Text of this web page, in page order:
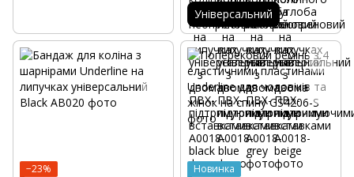
Універсальний
−23%
Новинка